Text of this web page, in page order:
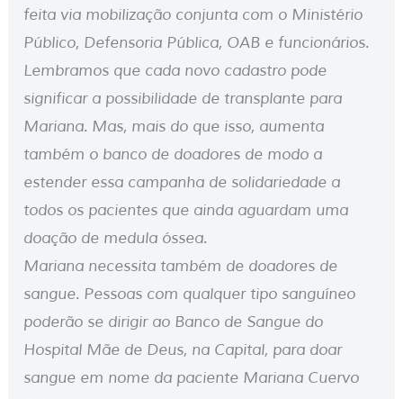
feita via mobilização conjunta com o Ministério
Público, Defensoria Pública, OAB e funcionários.
Lembramos que cada novo cadastro pode
significar a possibilidade de transplante para
Mariana. Mas, mais do que isso, aumenta
também o banco de doadores de modo a
estender essa campanha de solidariedade a
todos os pacientes que ainda aguardam uma
doação de medula óssea.
Mariana necessita também de doadores de
sangue. Pessoas com qualquer tipo sanguíneo
poderão se dirigir ao Banco de Sangue do
Hospital Mãe de Deus, na Capital, para doar
sangue em nome da paciente Mariana Cuervo